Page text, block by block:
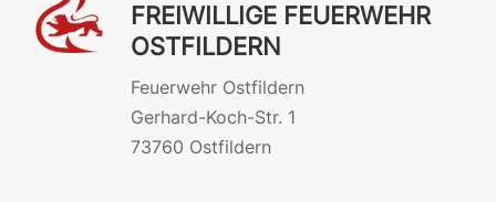
FREIWILLIGE FEUERWEHR
OSTFILDERN
Feuerwehr Ostfildern
Gerhard-Koch-Str. 1
73760 Ostfildern